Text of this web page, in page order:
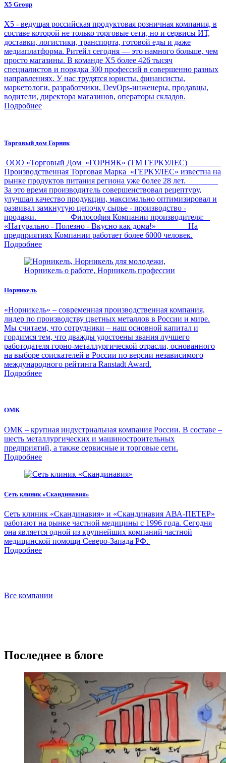
X5 Group
Х5 - ведущая российская продуктовая розничная компания, в
составе которой не только торговые сети, но и сервисы ИТ,
доставки, логистики, транспорта, готовой еды и даже
медиаплатформа. Ритейл сегодня — это намного больше, чем
просто магазины. В команде Х5 более 426 тысяч
специалистов и порядка 300 профессий в совершенно разных
направлениях. У нас трудятся юристы, финансисты,
маркетологи, разработчики, DevOps-инженеры, продавцы,
водители, директора магазинов, операторы складов.
Подробнее
Торговый дом Горняк
ООО «Торговый Дом «ГОРНЯК» (ТМ ГЕРКУЛЕС)
Производственная Торговая Марка «ГЕРКУЛЕС» известна на
рынке продуктов питания региона уже более 28 лет.
За это время производитель совершенствовал рецептуру,
улучшал качество продукции, максимально оптимизировал и
развивал замкнутую цепочку сырье - производство -
продажи. Философия Компании производителя:
«Натурально - Полезно - Вкусно как дома!» На
предприятиях Компании работает более 6000 человек.
Подробнее
Норникель
«Норникель» – современная производственная компания,
лидер по производству цветных металлов в России и мире.
Мы считаем, что сотрудники – наш основной капитал и
гордимся тем, что дважды удостоены звания лучшего
работодателя горно-металлургической отрасли, основанного
на выборе соискателей в России по версии независимого
международного рейтинга Ranstadt Award.
Подробнее
ОМК
ОМК – крупная индустриальная компания России. В составе –
шесть металлургических и машиностроительных
предприятий, а также сервисные и торговые сети.
Подробнее
Сеть клиник «Скандинавия»
Сеть клиник «Скандинавия» и «Скандинавия АВА-ПЕТЕР»
работают на рынке частной медицины с 1996 года. Сегодня
она является одной из крупнейших компаний частной
медицинской помощи Северо-Запада РФ.
Подробнее
Все компании
Последнее в блоге